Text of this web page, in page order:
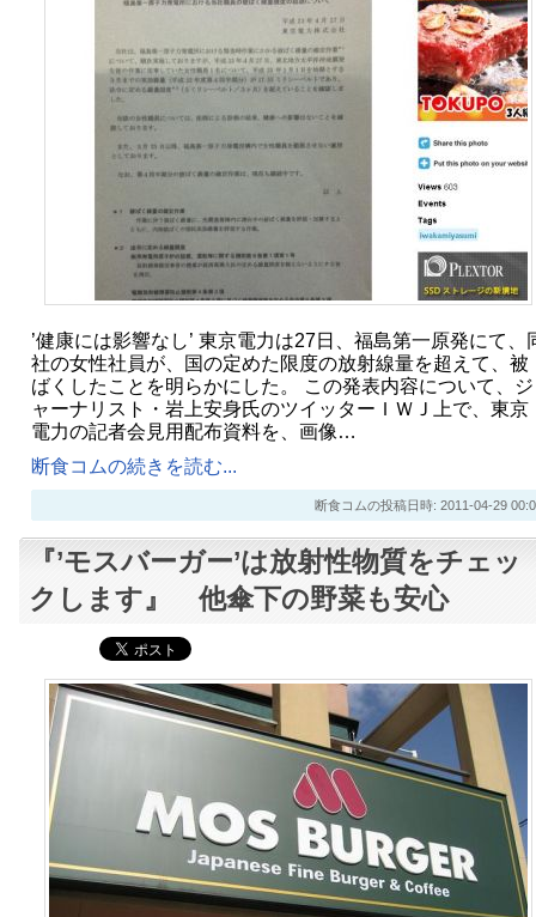
’健康には影響なし’ 東京電力は27日、福島第一原発にて、
社の女性社員が、国の定めた限度の放射線量を超えて、被
ばくしたことを明らかにした。 この発表内容について、ジ
ャーナリスト・岩上安身氏のツイッターＩＷＪ上で、東京
電力の記者会見用配布資料を、画像…
断食コムの続きを読む...
断食コムの投稿日時: 2011-04-29
『’モスバーガー’は放射性物質をチェッ
クします』 他傘下の野菜も安心